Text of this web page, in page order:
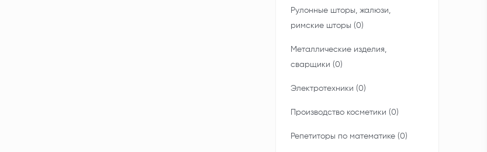
Рулонные шторы, жалюзи,
римские шторы (0)
Металлические изделия,
сварщики (0)
Электротехники (0)
Производство косметики (0)
Репетиторы по математике (0)